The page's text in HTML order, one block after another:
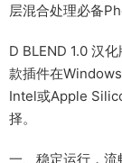
层混合处理必备
D BLEND 1.0 汉
款插件在
Intel或Apple
择。
一、稳定运行，流